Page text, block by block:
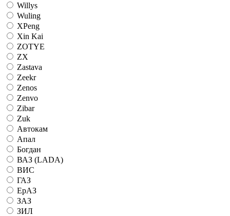
Willys
Wuling
XPeng
Xin Kai
ZOTYE
ZX
Zastava
Zeekr
Zenos
Zenvo
Zibar
Zuk
Автокам
Апал
Богдан
ВАЗ (LADA)
ВИС
ГАЗ
ЕрАЗ
ЗАЗ
ЗИЛ